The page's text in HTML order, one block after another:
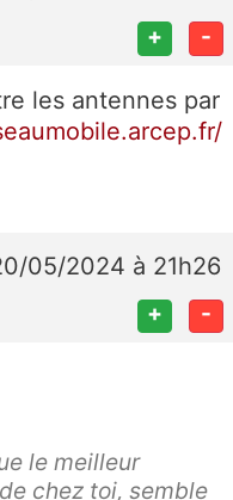
+ -
les antennes par
05/2024 à 21h26
+ -
le meilleur
chez toi, semble